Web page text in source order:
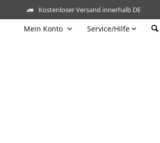
Kostenloser Versand innerhalb DE
Mein Konto Service/Hilfe